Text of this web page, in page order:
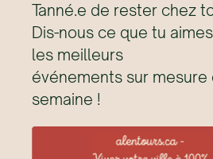
Tanné.e de rester chez
Dis-nous ce que tu
les meilleurs
événements sur mesure
semaine !